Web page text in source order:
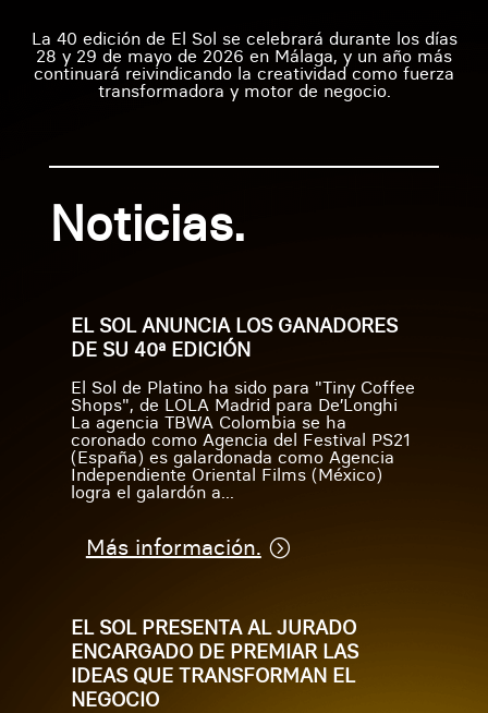
La 40 edición de El Sol se celebrará durante los días
28 y 29 de mayo de 2026 en Málaga, y un año más
continuará reivindicando la creatividad como fuerza
transformadora y motor de negocio.
Noticias.
EL SOL ANUNCIA LOS GANADORES
DE SU 40ª EDICIÓN
El Sol de Platino ha sido para "Tiny Coffee
Shops", de LOLA Madrid para De’Longhi
La agencia TBWA Colombia se ha
coronado como Agencia del Festival PS21
(España) es galardonada como Agencia
Independiente Oriental Films (México)
logra el galardón a...
Más información.
EL SOL PRESENTA AL JURADO
ENCARGADO DE PREMIAR LAS
IDEAS QUE TRANSFORMAN EL
NEGOCIO